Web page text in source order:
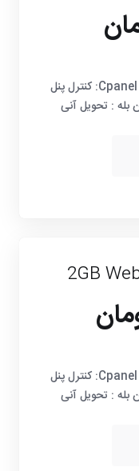
1 گیگابایت : فضا نامحدود : پهنای باند Cpanel: کنترل پنل
بله : تحویل آنی
2GB
2 گیگابایت : فضا نامحدود : پهنای باند Cpanel: کنترل پنل
بله : تحویل آنی